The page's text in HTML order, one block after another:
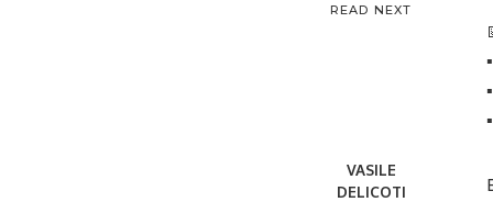
READ NEXT
VASILE
DELICOTI